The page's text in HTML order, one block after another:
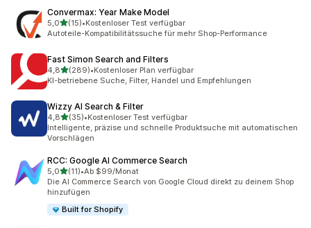
Convermax: Year Make Model
5,0von 5 Sternen
(15)
15 Rezensionen insgesamt
•Kostenloser Test verfügbar
Autoteile-Kompatibilitätssuche für mehr Shop-Performance
Fast Simon Search and Filters
4,8von 5 Sternen
(289)
289 Rezensionen insgesamt
•Kostenloser Plan verfügbar
KI-betriebene Suche, Filter, Handel und Empfehlungen
Wizzy AI Search & Filter
4,8von 5 Sternen
(35)
35 Rezensionen insgesamt
•Kostenloser Test verfügbar
Intelligente, präzise und schnelle Produktsuche mit automatischen
Vorschlägen
RCC: Google AI Commerce Search
5,0von 5 Sternen
(11)
11 Rezensionen insgesamt
•Ab $99/Monat
Die AI Commerce Search von Google Cloud direkt zu deinem Shop
hinzufügen
Built for Shopify